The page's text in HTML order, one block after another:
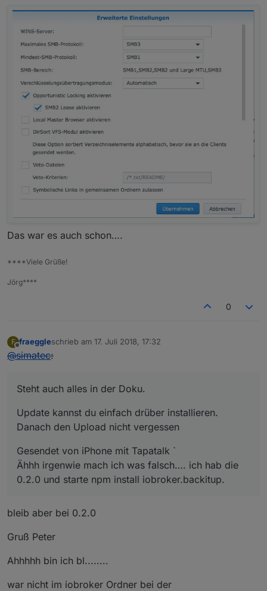
Das war es auch schon….
****Viele Grüße!
Jörg****
0
F
Offline
fraeggleschrieb am 17. Juli 2018, 17:32
zuletzt editiert von
@simatec:
Steht auch alles in der Doku.
Update kannst du einfach drüber installieren.
Danach den Upload nicht vergessen
Gesendet von iPhone mit Tapatalk `
Ähhh irgenwie mach ich was falsch…. ich hab die
0.2.0 und starte npm install iobroker.backitup.
bleib aber bei 0.2.0
Gruß Peter
Ahhhhh bin ich bl........
war nicht im iobroker Ordner bei der